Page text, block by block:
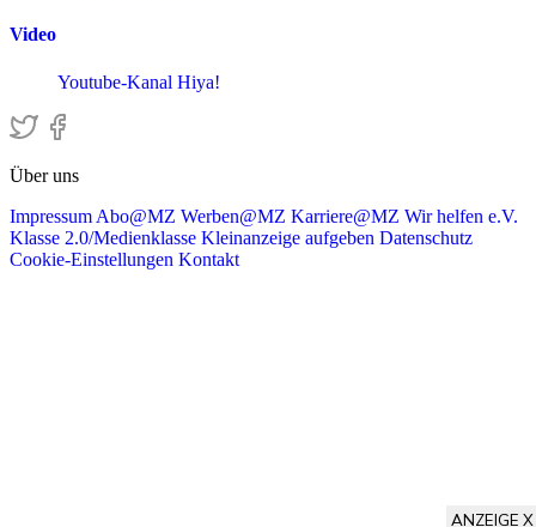
Video
Youtube-Kanal Hiya!
Über uns
Impressum Abo@MZ Werben@MZ Karriere@MZ Wir helfen e.V.
Klasse 2.0/Medienklasse Kleinanzeige aufgeben Datenschutz
Cookie-Einstellungen Kontakt
ANZEIGE X